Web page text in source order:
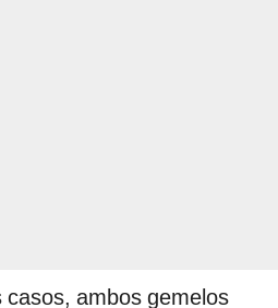
ambos gemelos